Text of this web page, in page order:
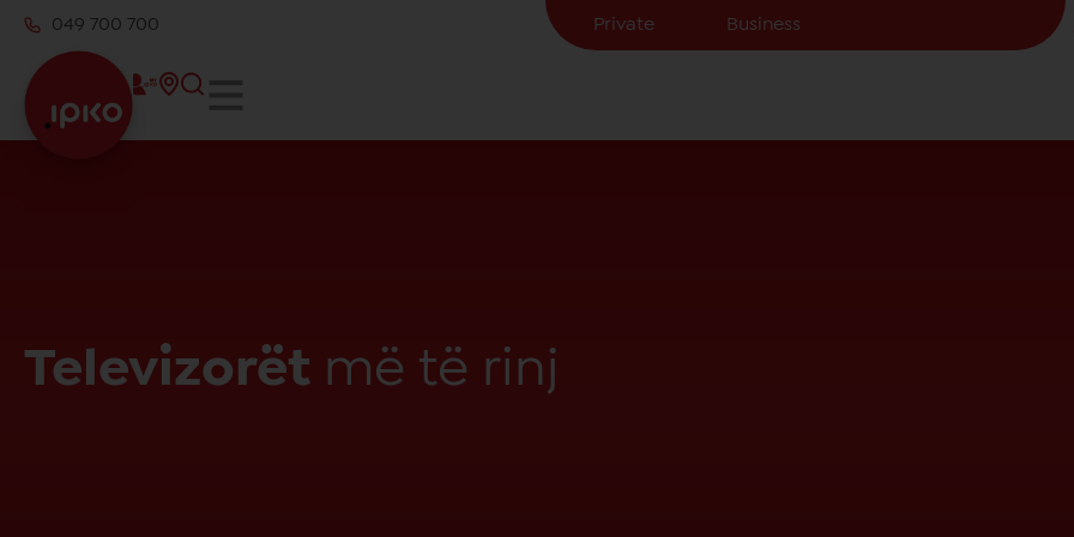
049 700 700 Private Business
Televizorët më të rinj